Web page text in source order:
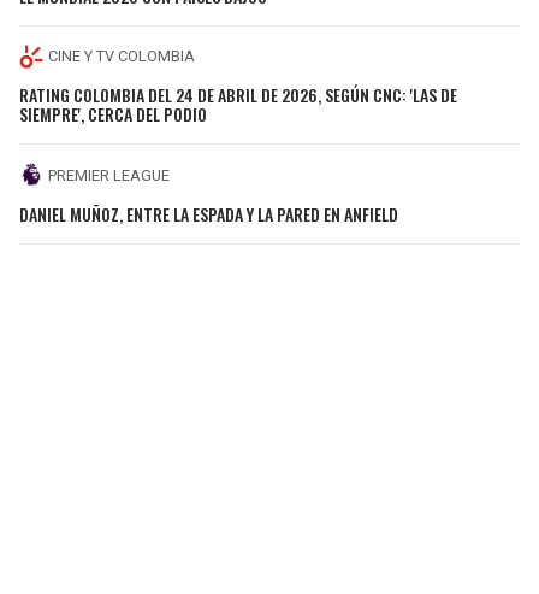
CINE Y TV COLOMBIA
RATING COLOMBIA DEL 24 DE ABRIL DE 2026, SEGÚN CNC: 'LAS DE
SIEMPRE', CERCA DEL PODIO
PREMIER LEAGUE
DANIEL MUÑOZ, ENTRE LA ESPADA Y LA PARED EN ANFIELD